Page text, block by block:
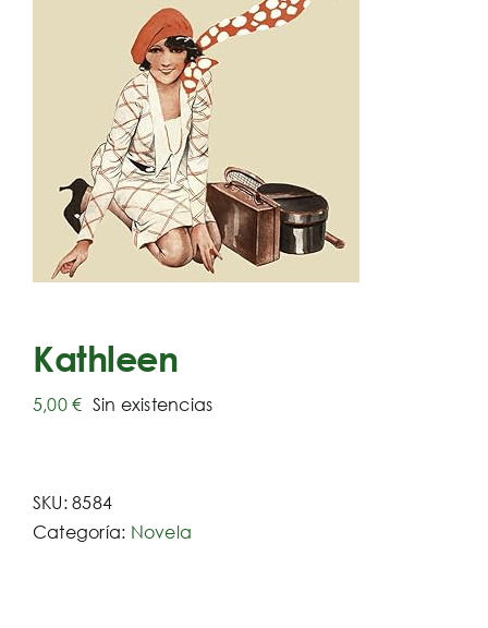
Kathleen
5,00€ Sin existencias
SKU:8584
Categoría: Novela